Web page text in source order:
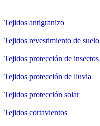
Tejidos antigranizo
Tejidos revestimiento de suelo
Tejidos protección de insectos
Tejidos protección de lluvia
Tejidos protección solar
Tejidos cortavientos